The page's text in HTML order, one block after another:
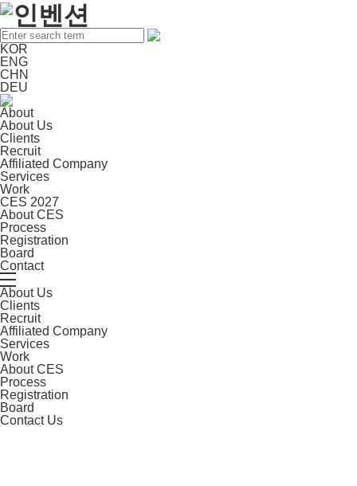
KOR
ENG
CHN
DEU
About
About Us
Clients
Recruit
Affiliated Company
Services
Work
CES 2027
About CES
Process
Registration
Board
Contact
About Us
Clients
Recruit
Affiliated Company
Services
Work
About CES
Process
Registration
Board
Contact Us